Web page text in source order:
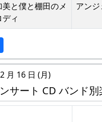
ポンバンドが若い頃連続出
庭省悟さん”を始め審査員
秀バンドが表彰されまし
の「棚田のうた ～ふる
場した年、“２位”に入る
は何と！「地元産の卵、
美と僕と棚⽥のメ
ディ
アンジ
うみんなで
ンス・アンド・フ
の中のふるさと
H
月 16 日 (月)
サート CD バンド